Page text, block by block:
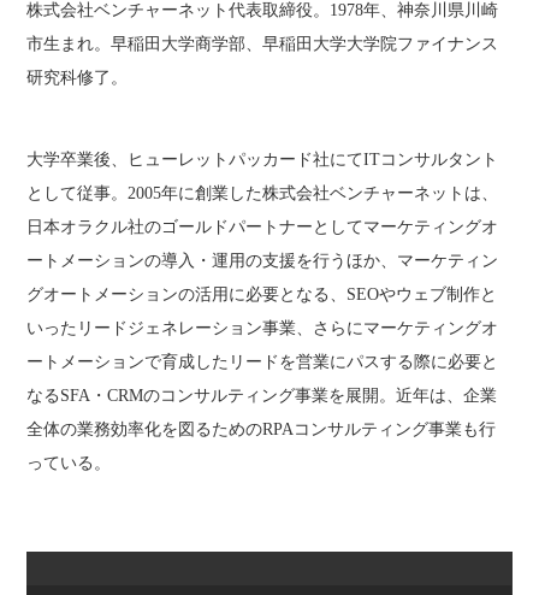
株式会社ベンチャーネット代表取締役。1978年、神奈川県川崎
市生まれ。早稲田大学商学部、早稲田大学大学院ファイナンス
研究科修了。
大学卒業後、ヒューレットパッカード社にてITコンサルタント
として従事。2005年に創業した株式会社ベンチャーネットは、
日本オラクル社のゴールドパートナーとしてマーケティングオ
ートメーションの導入・運用の支援を行うほか、マーケティン
グオートメーションの活用に必要となる、SEOやウェブ制作と
いったリードジェネレーション事業、さらにマーケティングオ
ートメーションで育成したリードを営業にパスする際に必要と
なるSFA・CRMのコンサルティング事業を展開。近年は、企業
全体の業務効率化を図るためのRPAコンサルティング事業も行
っている。